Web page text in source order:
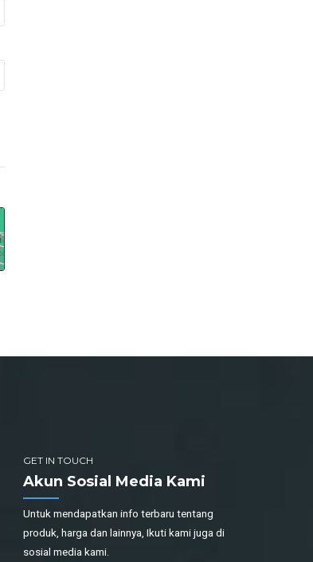
GET IN TOUCH
Akun Sosial Media Kami
Untuk mendapatkan info terbaru tentang
produk, harga dan lainnya, Ikuti kami juga di
sosial media kami.